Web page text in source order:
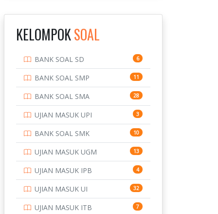
BANDUNG
INSTITUT TEKNOLOGI
INSTITUT TEKNOLOGI
SEPULUH NOVEMBER
10
INSTITUT TEKNOLOGI
SUMATERA
9
IPDN / STPDN 148
PENDIDIKAN 943
PERBANKAN 3
POLRI 169
POLTEK SSN 7
4
KELOMPOKSOAL
BANK SOAL SD 6
BANK SOAL SMP 11
BANK SOAL SMA 28
UJIAN MASUK UPI 3
BANK SOAL SMK 10
UJIAN MASUK UGM 13
UJIAN MASUK IPB 4
UJIAN MASUK UI 32
UJIAN MASUK ITB 7